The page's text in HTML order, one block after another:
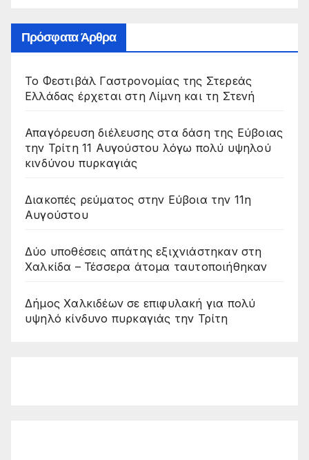
Πρόσφατα Άρθρα
Το Φεστιβάλ Γαστρονομίας της Στερεάς
Ελλάδας έρχεται στη Λίμνη και τη Στενή
Απαγόρευση διέλευσης στα δάση της Εύβοιας
την Τρίτη 11 Αυγούστου λόγω πολύ υψηλού
κινδύνου πυρκαγιάς
Διακοπές ρεύματος στην Εύβοια την 11η
Αυγούστου
Δύο υποθέσεις απάτης εξιχνιάστηκαν στη
Χαλκίδα – Τέσσερα άτομα ταυτοποιήθηκαν
Δήμος Χαλκιδέων σε επιφυλακή για πολύ
υψηλό κίνδυνο πυρκαγιάς την Τρίτη